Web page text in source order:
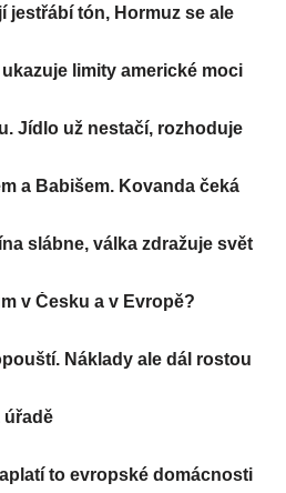
jestřábí tón, Hormuz se ale
limity americké moci
Jídlo už nestačí, rozhoduje
a Babišem. Kovanda čeká
slábne, válka zdražuje svět
v Česku a v Evropě?
Náklady ale dál rostou
úřadě
to evropské domácnosti